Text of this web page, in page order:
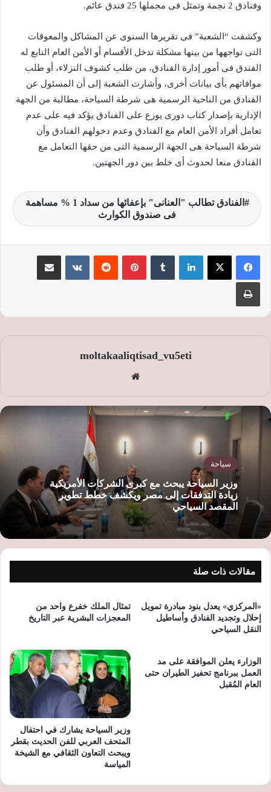
وفنادق 2 نجمة وتمثل فى مجملها 25 فندق عائم.
وكشفت “الشعبة” فى تقريرها السنوى عن المشاكل والمعوقات
التى تواجهها من بينها مشكلة تدخل الأقسام أو الأمن العام التابع له
الفندق فى أمور إدارة الفنادق، من طلب كشوف النزلاء، أو طلب
موافاتهم بأى بيانات أخرى، وأشارت الشعبة إلى أن المسئول عن
الفنادق من الناحية الرسمية هى شرطة السياحة، مطالبة من الجهة
الإدارية بإصدار كتاب دورى يوزع على الفنادق يؤكد فيه على عدم
تعامل أفراد الأمن العام مع الفنادق وعدم دخولهم الفنادق وأن
شرطة السياحة هى الجهة الرسمية التى من حقها التعامل مع
الفنادق منعا لحدوث أى خلط بين دور الجهتين.
الفنادق تطالب "العنانى" بإعفائها من سداد 1 % مساهمة
فى صندوق الكوارث
لينكدإن بينتيريست
moltakaaliqtisad_vu5eti
الوي
سياحة
وزير السياحة يبحث مع كبرى الشركات الأمريكية
زيادة التدفقات إلى مصر ويكشف خطط تطوير
المقصد السياحي
مقالات ذات صلة
«المركزي» يعدل بنود مبادرة تمويل
إحلال وتجديد الفنادق وأساطيل
النقل السياحي
تمثال الملك خفرع واحد من
المعجزات البشرية عبر التاريخ
الوزارء يعلن الموافقة على مد
العمل ببرنامج تحفيز الطيران حتى
العام المُقبل
وزير السياحة يشارك في احتفال
المتحف العربي للفن الحديث بقطر
ويبحث التعاون الثقافي مع الشيخة
المياسة